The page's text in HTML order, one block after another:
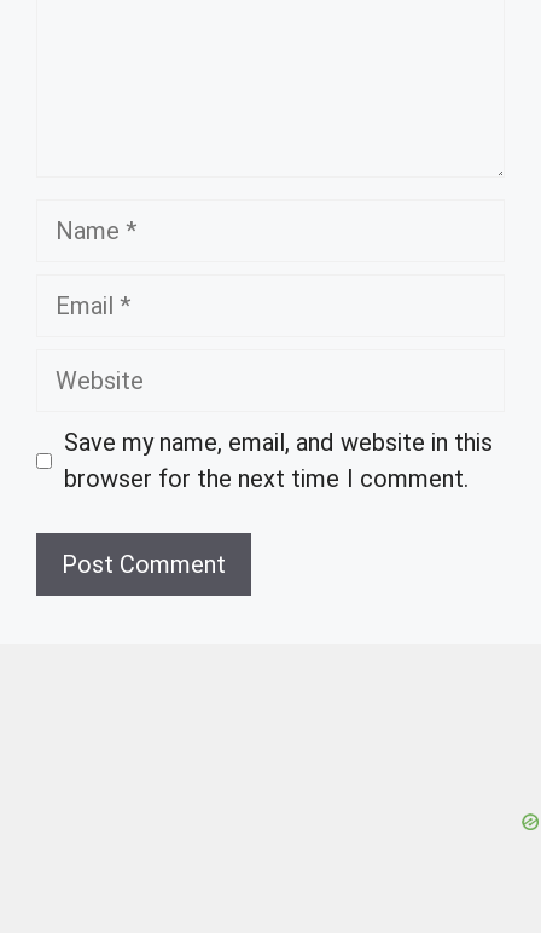
Name
Email
Website
Save my name, email, and website in this
browser for the next time I comment.